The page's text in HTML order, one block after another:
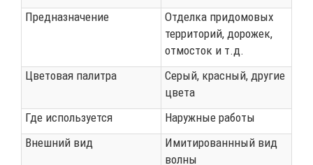
Предназначение
Отделка придомовых
территорий, дорожек,
отмосток и т.д.
Цветовая палитра
Серый, красный, другие
цвета
Где используется
Наружные работы
Внешний вид
Имитированнный вид
волны